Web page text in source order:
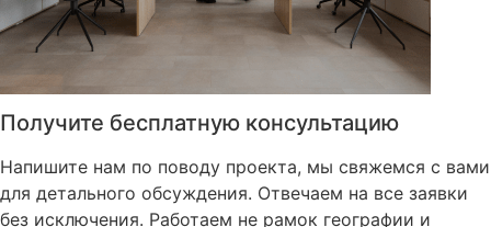
Получите бесплатную консультацию
Напишите нам по поводу проекта, мы свяжемся с вами
для детального обсуждения. Отвечаем на все заявки
без исключения. Работаем не рамок географии и